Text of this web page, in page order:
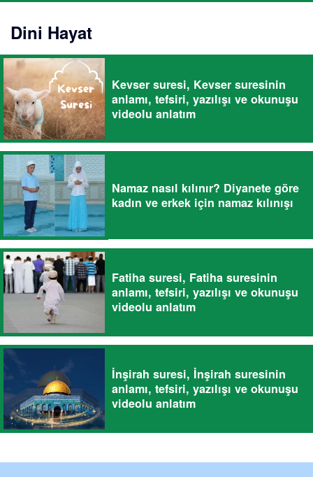
Dini Hayat
Kevser suresi, Kevser suresinin
anlamı, tefsiri, yazılışı ve okunuşu
videolu anlatım
Namaz nasıl kılınır? Diyanete göre
kadın ve erkek için namaz kılınışı
Fatiha suresi, Fatiha suresinin
anlamı, tefsiri, yazılışı ve okunuşu
videolu anlatım
İnşirah suresi, İnşirah suresinin
anlamı, tefsiri, yazılışı ve okunuşu
videolu anlatım